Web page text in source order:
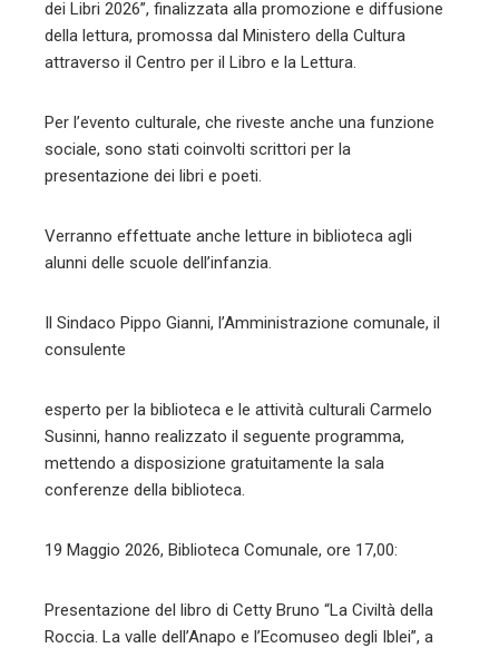
dei Libri 2026”, finalizzata alla promozione e diffusione
della lettura, promossa dal Ministero della Cultura
attraverso il Centro per il Libro e la Lettura.
Per l’evento culturale, che riveste anche una funzione
sociale, sono stati coinvolti scrittori per la
presentazione dei libri e poeti.
Verranno effettuate anche letture in biblioteca agli
alunni delle scuole dell’infanzia.
Il Sindaco Pippo Gianni, l’Amministrazione comunale, il
consulente
esperto per la biblioteca e le attività culturali Carmelo
Susinni, hanno realizzato il seguente programma,
mettendo a disposizione gratuitamente la sala
conferenze della biblioteca.
19 Maggio 2026, Biblioteca Comunale, ore 17,00:
Presentazione del libro di Cetty Bruno “La Civiltà della
Roccia. La valle dell’Anapo e l’Ecomuseo degli Iblei”, a